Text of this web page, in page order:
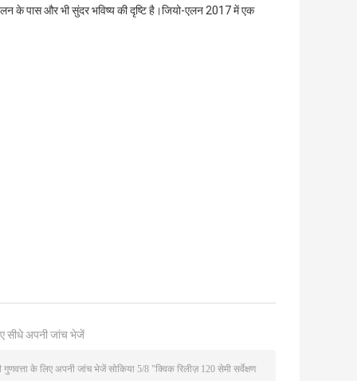
के पास और भी सुंदर भविष्य की दृष्टि है।जियो-एलन 2017 में एक
सीधे अपनी जांच भेजें